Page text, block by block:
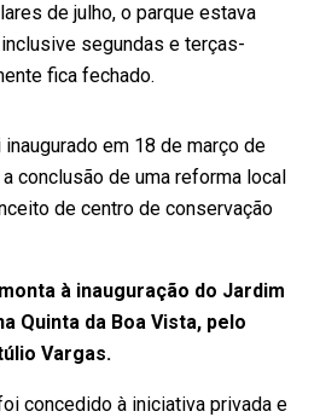
de julho, o parque estava
segundas e terças-
fica fechado.
em 18 de março de
conclusão de uma reforma local
de centro de conservação
à inauguração do Jardim
Quinta da Boa Vista, pelo
Vargas.
concedido à iniciativa privada e